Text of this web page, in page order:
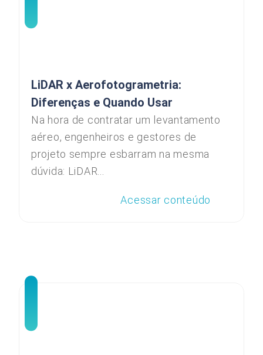
LiDAR x Aerofotogrametria:
Diferenças e Quando Usar
Na hora de contratar um levantamento
aéreo, engenheiros e gestores de
projeto sempre esbarram na mesma
dúvida: LiDAR...
Acessar conteúdo